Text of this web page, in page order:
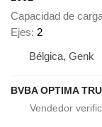
Capacidad de
Ejes 2
Bélgica, Genk
BVBA OPTIMA